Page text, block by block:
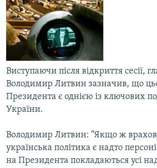
ПОДКАСТИ
КРИМ РЕАЛІЇ
РУС
КТАТ
ДОЛУЧАЙСЯ!
Виступаючи після відкриття сесії,
Володимир Литвин зазначив, що
Президента є однією із ключових
України.
Володимир Литвин: “Якщо ж
українська політика є надто
на Президента покладаються усі